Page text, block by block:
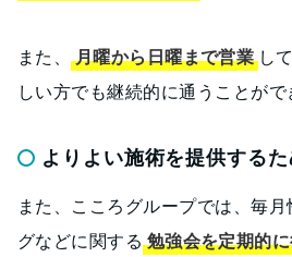
また、月曜から日曜まで営業し
しい方でも継続的に通うことがで
よりよい施術を提供するた
また、こころグループでは、毎
グなどに関する勉強会を定期的